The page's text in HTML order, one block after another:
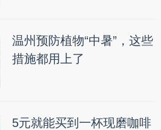
温州预防植物“中暑”，这些
措施都用上了
5元就能买到一杯现磨咖啡